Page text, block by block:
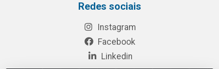
Redes sociais
Instagram
Facebook
Linkedin